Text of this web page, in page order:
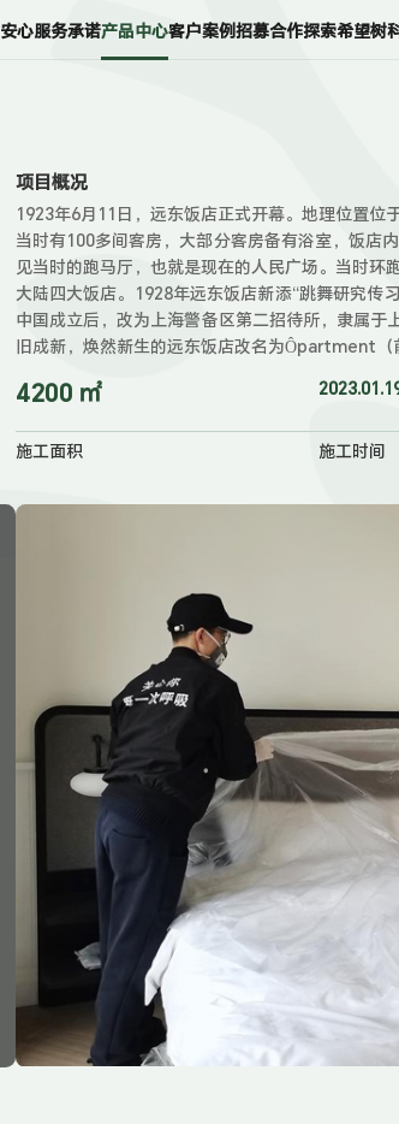
安心服务承诺产品中心客户案例招募合作探索希望树
项目概况
1923年6月11日，远东饭店正式开幕。地理位置位
当时有100多间客房，大部分客房备有浴室，饭店
见当时的跑马厅，也就是现在的人民广场。当时
大陆四大饭店。1928年远东饭店新添“跳舞研究传
中国成立后，改为上海警备区第二招待所，隶属
旧成新，焕然新生的远东饭店改名为Ôpartment（
4200 ㎡
施工面积 施工时间